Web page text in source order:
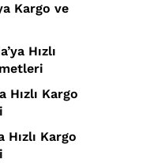
Kargo ve
Hızlı
Hızlı Kargo
Hızlı Kargo